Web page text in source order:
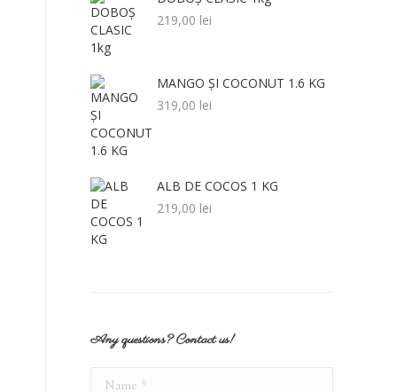
219,00 lei
MANGO ȘI COCONUT 1.6 KG
319,00 lei
ALB DE COCOS 1 KG
219,00 lei
Any questions? Contact us!